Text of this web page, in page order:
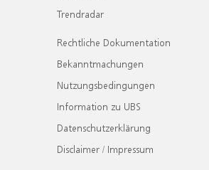
Trendradar
Rechtliche Dokumentation
Bekanntmachungen
Nutzungsbedingungen
Information zu UBS
Datenschutzerklärung
Disclaimer / Impressum